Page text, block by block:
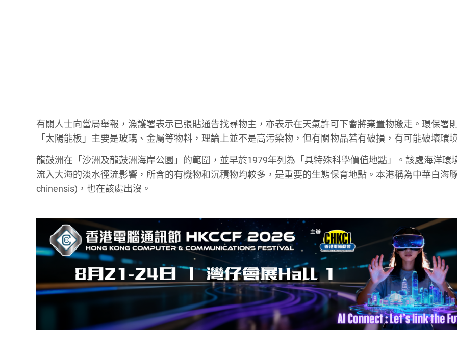
有關人士向當局舉報，漁護署表示已張貼通告找尋物主，亦表示在天氣許可下會將棄置物搬走。環保署
「太陽能板」主要是玻璃、金屬等物料，理論上並不是高污染物，但有關物品若有破損，有可能破壞環
龍鼓洲在「沙洲及龍鼓洲海岸公園」的範圍，並早於1979年列為「具特殊科學價值地點」。該處海洋環
流入大海的淡水徑流影響，所含的有機物和沉積物均較多，是重要的生態保育地點。本港稱為中華白海
chinensis)，也在該處出沒。